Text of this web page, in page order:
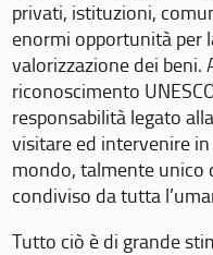
privati, istituzioni,
enormi opportunità per
valorizzazione dei beni.
riconoscimento
responsabilità legato
visitare ed intervenire
mondo, talmente unico
condiviso da tutta
Tutto ciò è di grande